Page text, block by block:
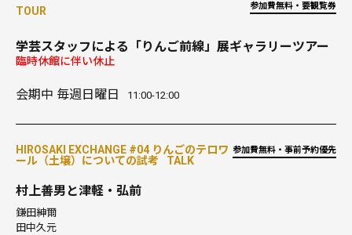
TOUR 参加費無料・要観覧券
学芸スタッフによる「りんご前線」展ギャラリーツアー
臨時休館に伴い休止
会期中 毎週日曜日 11:00-12:00
HIROSAKI EXCHANGE #04 りんごのテロワ
ール（土壌）についての試考
TALK
参加費無料・事前予約優先
村上善男と津軽・弘前
鎌田紳爾
田中久元